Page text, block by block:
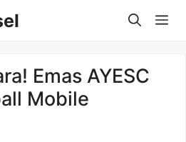
Emas AYESC
Mobile